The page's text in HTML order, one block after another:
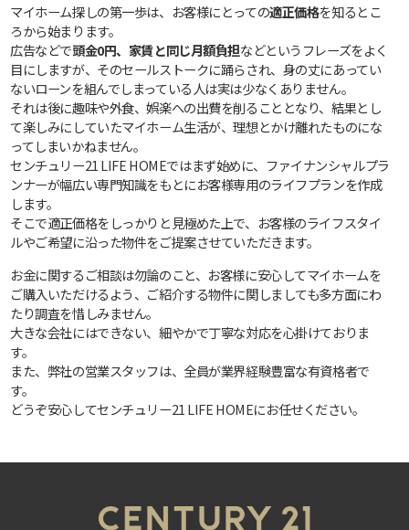
マイホーム探しの第一歩は、お客様にとっての適正価格を知るとこ
ろから始まります。
広告などで頭金0円、家賃と同じ月額負担などというフレーズをよく
目にしますが、そのセールストークに踊らされ、身の丈にあってい
ないローンを組んでしまっている人は実は少なくありません。
それは後に趣味や外食、娯楽への出費を削ることとなり、結果とし
て楽しみにしていたマイホーム生活が、理想とかけ離れたものにな
ってしまいかねません。
センチュリー21 LIFE HOMEではまず始めに、ファイナンシャルプラ
ンナーが幅広い専門知識をもとにお客様専用のライフプランを作成
します。
そこで適正価格をしっかりと見極めた上で、お客様のライフスタイ
ルやご希望に沿った物件をご提案させていただきます。
お金に関するご相談は勿論のこと、お客様に安心してマイホームを
ご購入いただけるよう、ご紹介する物件に関しましても多方面にわ
たり調査を惜しみません。
大きな会社にはできない、細やかで丁寧な対応を心掛けておりま
す。
また、弊社の営業スタッフは、全員が業界経験豊富な有資格者で
す。
どうぞ安心してセンチュリー21 LIFE HOMEにお任せください。